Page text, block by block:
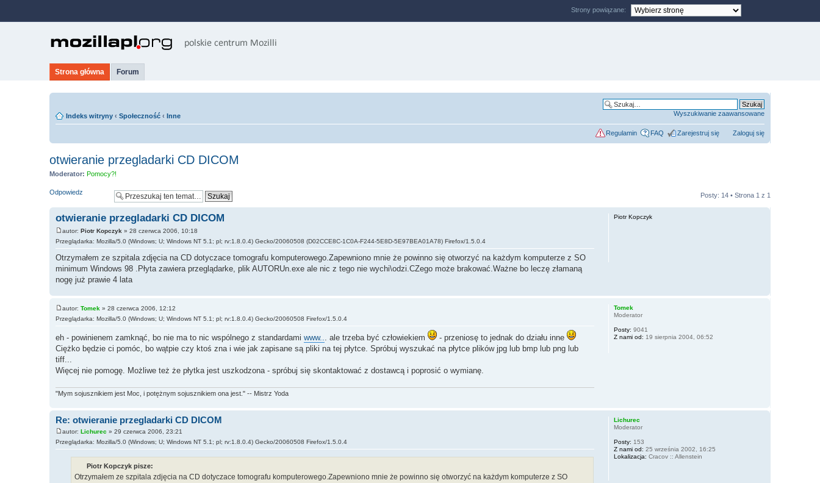
Strona główna Forum
Wyszukiwanie zaawansowane
Indeks witryny ‹ Społeczność ‹ Inne
Regulamin FAQ Zarejestruj się Zaloguj się
otwieranie przegladarki CD DICOM
Moderator: Pomocy?!
Odpowiedz Posty: 14 • Strona 1 z 1
otwieranie przegladarki CD DICOM
autor: Piotr Kopczyk » 28 czerwca 2006, 10:18
Przeglądarka: Mozilla/5.0 (Windows; U; Windows NT 5.1; pl; rv:1.8.0.4) Gecko/20060508 (D02CCE8C-1C0A-F244-5E8D-5E97BEA01A78) Firefox/1.5.0.4
Otrzymałem ze szpitala zdjęcia na CD dotyczace tomografu komputerowego.Zapewniono mnie że powinno się otworzyć na każdym komputerze z SO
minimum Windows 98 .Płyta zawiera przeglądarke, plik AUTORUn.exe ale nic z tego nie wychi\odzi.CZego może brakować.Ważne bo leczę złamaną
nogę już prawie 4 lata
Piotr Kopczyk
autor: Tomek» 28 czerwca 2006, 12:12
Przeglądarka: Mozilla/5.0 (Windows; U; Windows NT 5.1; pl; rv:1.8.0.4) Gecko/20060508 Firefox/1.5.0.4
eh - powinienem zamknąć, bo nie ma to nic wspólnego z standardami www... ale trzeba być człowiekiem
- przeniosę to jednak do działu inne
Ciężko będzie ci pomóc, bo wątpie czy ktoś zna i wie jak zapisane są pliki na tej płytce. Spróbuj wyszukać na płytce plików jpg lub bmp lub png lub
tiff...
Więcej nie pomogę. Możliwe też że płytka jest uszkodzona - spróbuj się skontaktować z dostawcą i poprosić o wymianę.
"Mym sojusznikiem jest Moc, i potężnym sojusznikiem ona jest." -- Mistrz Yoda
Tomek
Moderator
Posty: 9041
Z nami od: 19 sierpnia 2004, 06:52
Re: otwieranie przegladarki CD DICOM
autor: Lichurec » 29 czerwca 2006, 23:21
Przeglądarka: Mozilla/5.0 (Windows; U; Windows NT 5.1; pl; rv:1.8.0.4) Gecko/20060508 Firefox/1.5.0.4
Piotr Kopczyk pisze:
Otrzymałem ze szpitala zdjęcia na CD dotyczace tomografu komputerowego.Zapewniono mnie że powinno się otworzyć na każdym komputerze z SO
Lichurec
Moderator
Posty: 153
Z nami od: 25 września 2002, 16:25
Lokalizacja: Cracov :: Allenstein
Strony powiązane: